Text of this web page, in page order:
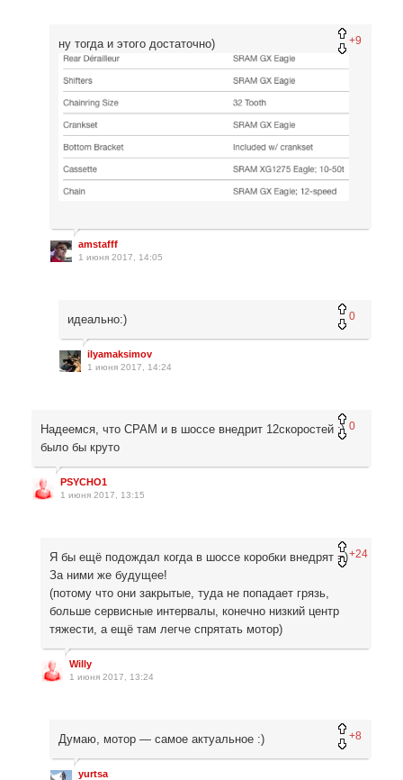
+9
ну тогда и этого достаточно)
amstafff
1 июня 2017, 14:05
0
идеально:)
ilyamaksimov
1 июня 2017, 14:24
0
Надеемся, что СРАМ и в шоссе внедрит 12скоростей :)
было бы круто
PSYCHO1
1 июня 2017, 13:15
+24
Я бы ещё подождал когда в шоссе коробки внедрят =)
За ними же будущее!
(потому что они закрытые, туда не попадает грязь,
больше сервисные интервалы, конечно низкий центр
тяжести, а ещё там легче спрятать мотор)
Willy
1 июня 2017, 13:24
+8
Думаю, мотор — самое актуальное :)
yurtsa